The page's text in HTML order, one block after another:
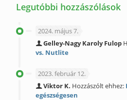
Legutóbbi hozzászólások
2024. május 7.
Gelley-Nagy Karoly Fulop
vs. Nutlite
2023. február 12.
Viktor K. Hozzászólt ehhez:
egészségesen